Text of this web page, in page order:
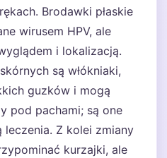
Brodawki płaskie
wirusem HPV, ale
i lokalizacją.
są włókniaki,
guzków i mogą
pod pachami; są one
leczenia. Z kolei zmiany
kurzajki, ale